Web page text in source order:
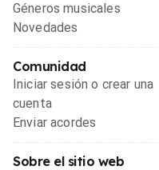
Géneros musicales
Novedades
Comunidad
Iniciar sesión o crear una
cuenta
Enviar acordes
Sobre el sitio web